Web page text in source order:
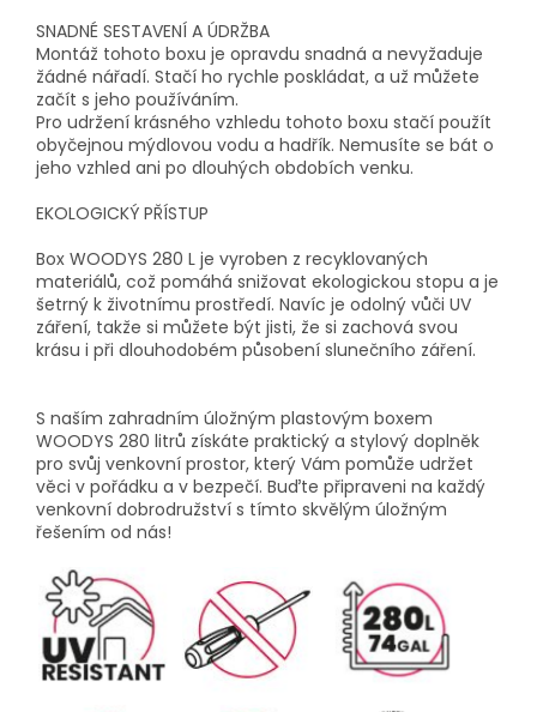
SNADNÉ SESTAVENÍ A ÚDRŽBA
Montáž tohoto boxu je opravdu snadná a nevyžaduje
žádné nářadí. Stačí ho rychle poskládat, a už můžete
začít s jeho používáním.
Pro udržení krásného vzhledu tohoto boxu stačí použít
obyčejnou mýdlovou vodu a hadřík. Nemusíte se bát o
jeho vzhled ani po dlouhých obdobích venku.
EKOLOGICKÝ PŘÍSTUP
Box WOODYS 280 L je vyroben z recyklovaných
materiálů, což pomáhá snižovat ekologickou stopu a je
šetrný k životnímu prostředí. Navíc je odolný vůči UV
záření, takže si můžete být jisti, že si zachová svou
krásu i při dlouhodobém působení slunečního záření.
S naším zahradním úložným plastovým boxem
WOODYS 280 litrů získáte praktický a stylový doplněk
pro svůj venkovní prostor, který Vám pomůže udržet
věci v pořádku a v bezpečí. Buďte připraveni na každý
venkovní dobrodružství s tímto skvělým úložným
řešením od nás!